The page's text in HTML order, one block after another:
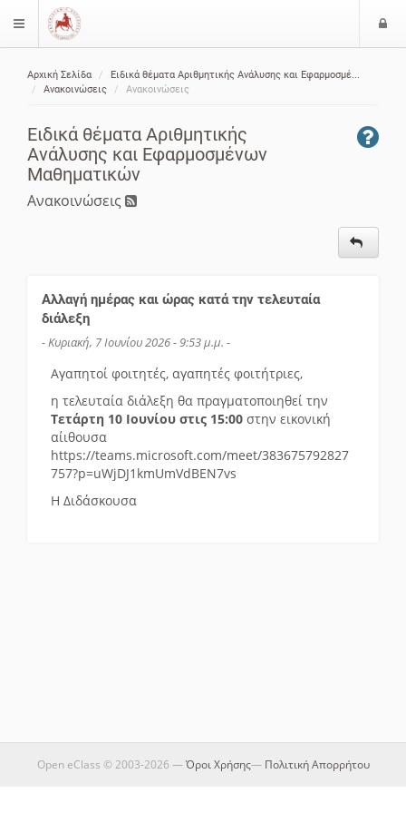
$langMenu
Αρχική Σελίδα
Ειδικά θέματα Aριθμητικής Aνάλυσης και Eφαρμοσμέ...
Ανακοινώσεις
Ανακοινώσεις
Ειδικά θέματα Aριθμητικής
Aνάλυσης και Eφαρμοσμένων
Mαθηματικών
Ανακοινώσεις
Αλλαγή ημέρας και ώρας κατά την τελευταία
διάλεξη
- Κυριακή, 7 Ιουνίου 2026 - 9:53 μ.μ. -
Αγαπητοί φοιτητές, αγαπητές φοιτήτριες,
η τελευταία διάλεξη θα πραγματοποιηθεί την
Τετάρτη 10 Ιουνίου στις 15:00 στην εικονική
αίιθουσα
https://teams.microsoft.com/meet/383675792827
757?p=uWjDJ1kmUmVdBEN7vs
Η Διδάσκουσα
Open eClass © 2003-2026 —Όροι Χρήσης— Πολιτική Απορρήτου